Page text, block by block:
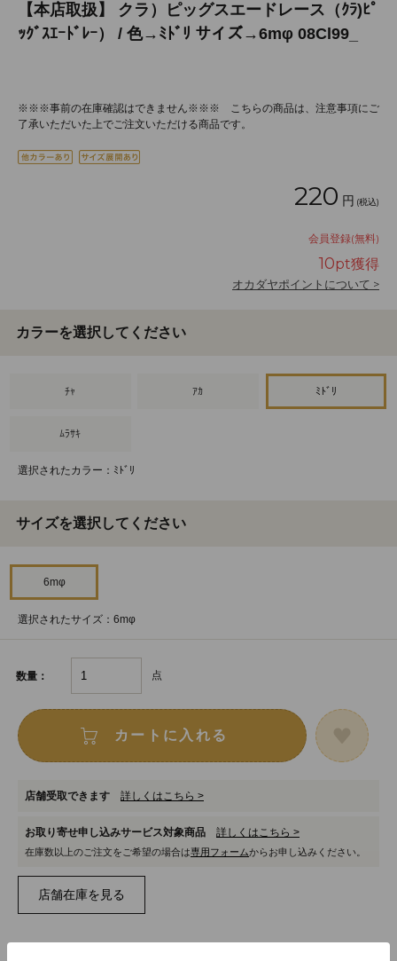
【本店取扱】 クラ）ピッグスエードレース（ｸﾗ)ﾋﾟ
ｯｸﾞｽｴｰﾄﾞﾚｰ） / 色→ﾐﾄﾞﾘ サイズ→6mφ 08Cl99_
※※※事前の在庫確認はできません※※※ こちらの商品は、注意事項にご
了承いただいた上でご注文いただける商品です。
220 円 (税込)
会員登録(無料)
10pt獲得
オカダヤポイントについて >
カラーを選択してください
ﾁｬ ｱｶ ﾐﾄﾞﾘ
ﾑﾗｻｷ
選択されたカラー：ﾐﾄﾞﾘ
サイズを選択してください
6mφ
選択されたサイズ：6mφ
数量： 点
カートに入れる
店舗受取できます 詳しくはこちら >
お取り寄せ申し込みサービス対象商品 詳しくはこちら >
在庫数以上のご注文をご希望の場合は専用フォームからお申し込みください。